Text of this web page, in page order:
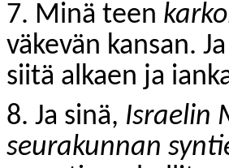
7. Minä teen
väkevän kansan. Ja
siitä alkaen ja
8. Ja sinä, Israelin
seurakunnan